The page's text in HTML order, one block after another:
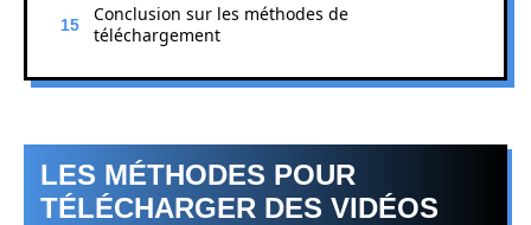
Conclusion sur les méthodes de
téléchargement
LES MÉTHODES POUR
TÉLÉCHARGER DES VIDÉOS